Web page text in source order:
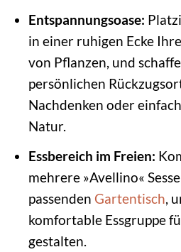
Entspannungsoase:
in einer ruhigen Ecke
von Pflanzen, und
persönlichen
Nachdenken oder
Natur.
Essbereich im Freien:
mehrere »Avellino«
passenden Gartentisch,
komfortable Essgruppe
gestalten.